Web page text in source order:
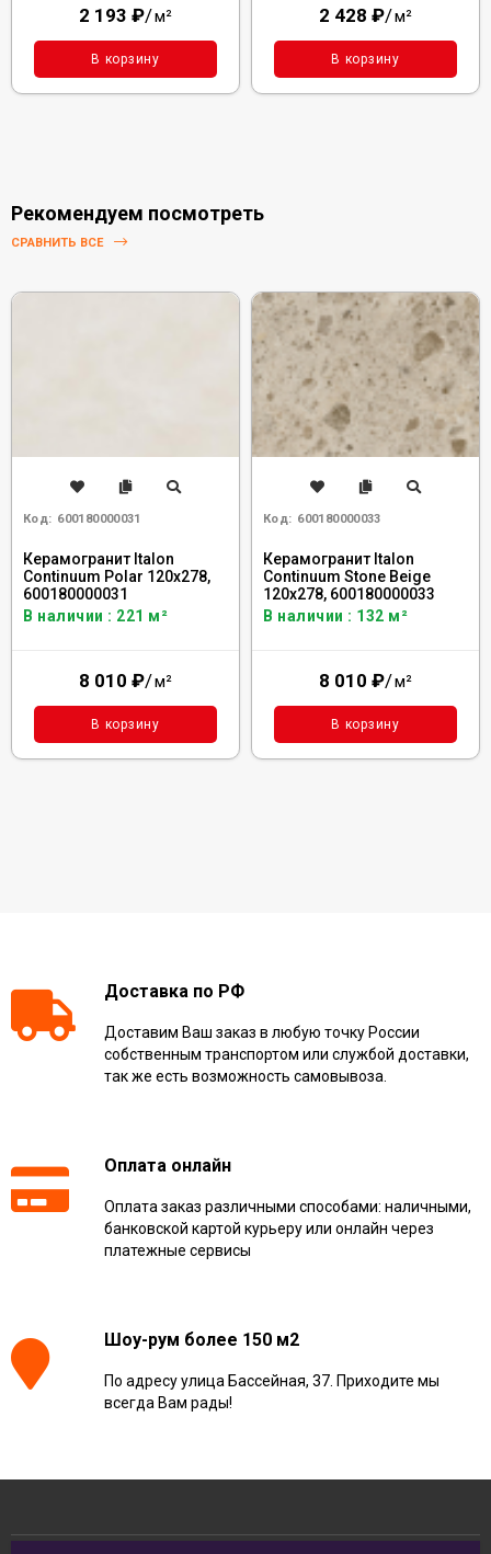
2 193 ₽/м²
В корзину
2 428 ₽/м²
В корзину
Рекомендуем посмотреть
СРАВНИТЬ ВСЕ
Код: 600180000031
Керамогранит Italon
Continuum Polar 120x278,
600180000031
В наличии : 221 м²
8 010 ₽/м²
В корзину
Код: 600180000033
Керамогранит Italon
Continuum Stone Beige
120x278, 600180000033
В наличии : 132 м²
8 010 ₽/м²
В корзину
Доставка по РФ
Доставим Ваш заказ в любую точку России
собственным транспортом или службой доставки,
так же есть возможность самовывоза.
Оплата онлайн
Оплата заказ различными способами: наличными,
банковской картой курьеру или онлайн через
платежные сервисы
Шоу-рум более 150 м2
По адресу улица Бассейная, 37. Приходите мы
всегда Вам рады!